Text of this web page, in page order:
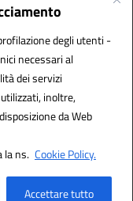
degli utenti -
necessari al
dei servizi
inoltre,
da Web
la ns. Cookie Policy.
Accettare tutto
istsc_pais01700b
S.r.l.
Italia